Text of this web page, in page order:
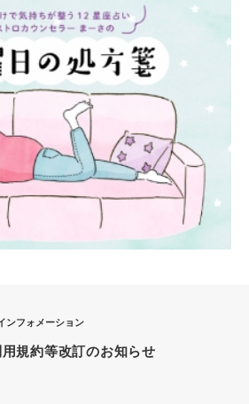
ンフォメーション
規約等改訂のお知らせ